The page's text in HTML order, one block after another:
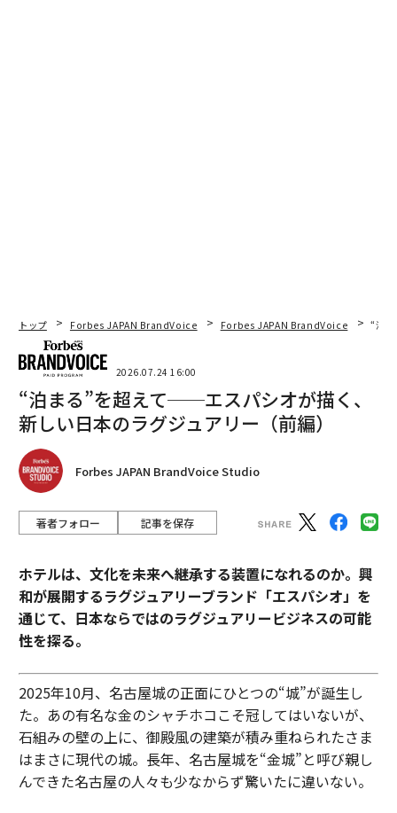
トップ Forbes JAPAN BrandVoice Forbes JAPAN BrandVoice “泊
2026.07.24 16:00
“泊まる”を超えて──エスパシオが描く、
新しい日本のラグジュアリー（前編）
Forbes JAPAN BrandVoice Studio
著者フォロー 記事を保存
ホテルは、文化を未来へ継承する装置になれるのか。興
和が展開するラグジュアリーブランド「エスパシオ」を
通じて、日本ならではのラグジュアリービジネスの可能
性を探る。
2025年10月、名古屋城の正面にひとつの“城”が誕生し
た。あの有名な金のシャチホコこそ冠してはいないが、
石組みの壁の上に、御殿風の建築が積み重ねられたさま
はまさに現代の城。長年、名古屋城を“金城”と呼び親し
んできた名古屋の人々も少なからず驚いたに違いない。